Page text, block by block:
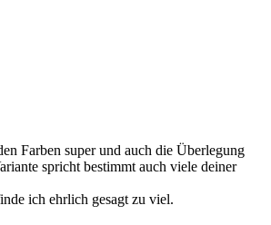
Farben super und auch die Überlegung
spricht bestimmt auch viele deiner
ich ehrlich gesagt zu viel.